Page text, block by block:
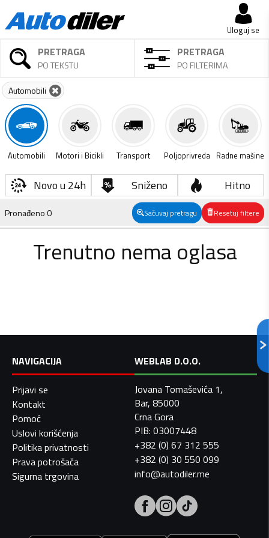
Uloguj se
PRETRAGA
PO TEKSTU
PRETRAGA
PO FILTERIMA
Automobili
Automobili Motori i Bicikli Transport Poljoprivreda Radne mašine
Novo u 24h Sniženo Hitno
Pronađeno0 Sačuvaj pretragu Resetuj filtere
Trenutno nema oglasa
NAVIGACIJA
Prijavi se
Kontakt
Pomoć
Uslovi korišćenja
Politika privatnosti
Prava potrošača
Sigurna trgovina
WEBLAB D.O.O.
Jovana Tomaševića 1,
Bar, 85000
Crna Gora
PIB: 03007448
+382 (0) 67 312 555
+382 (0) 30 550 099
info@autodiler.me